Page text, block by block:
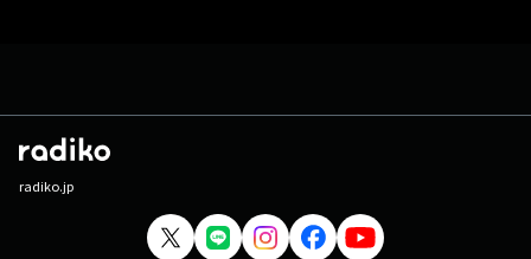
radiko.jp